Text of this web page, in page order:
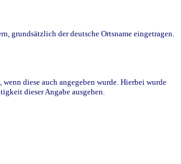
grundsätzlich der deutsche Ortsname eingetragen.
diese auch angegeben wurde. Hierbei wurde
dieser Angabe ausgehen.